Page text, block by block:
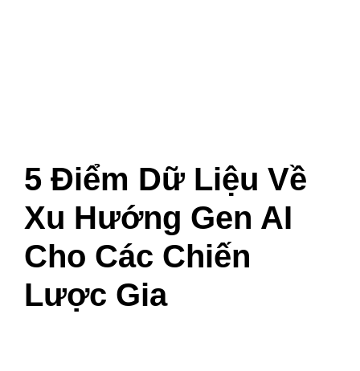
5 Điểm Dữ Liệu Về
Xu Hướng Gen AI
Cho Các Chiến
Lược Gia